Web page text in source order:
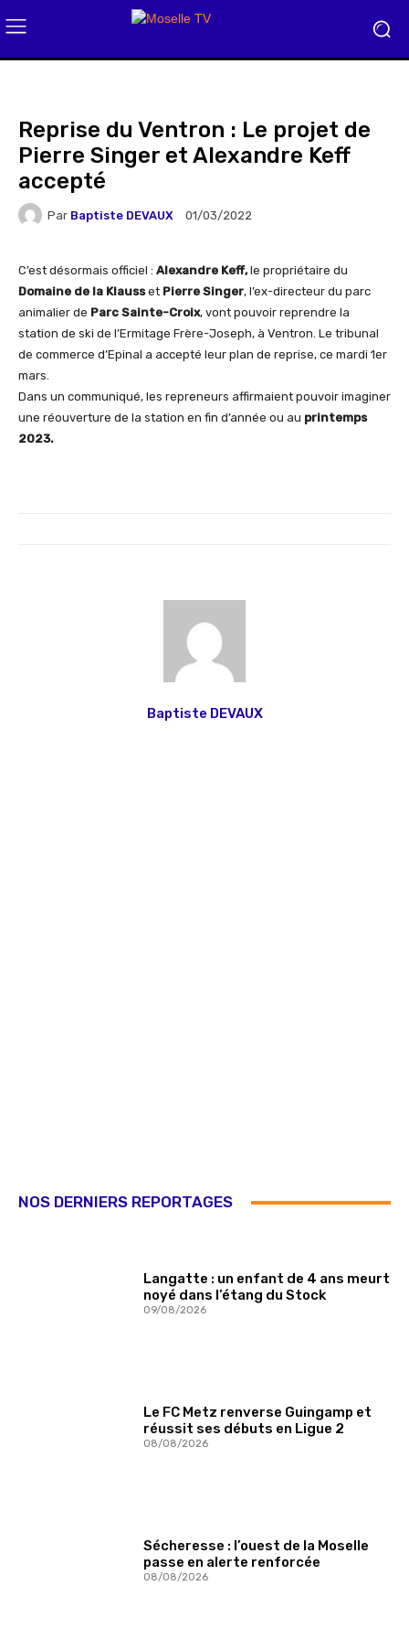
Reprise du Ventron : Le projet de
Pierre Singer et Alexandre Keff
accepté
Par Baptiste DEVAUX 01/03/2022
C’est désormais officiel : Alexandre Keff,le propriétaire du
Domaine de la Klausset Pierre Singer, l’ex-directeur du parc
animalier de Parc Sainte-Croix, vont pouvoir reprendre la
station de ski de l’Ermitage Frère-Joseph, à Ventron. Le tribunal
de commerce d’Epinal a accepté leur plan de reprise, ce mardi 1er
mars.
Dans un communiqué, les repreneurs affirmaient pouvoir imaginer
une réouverture de la station en fin d’année ou au printemps
2023.
Baptiste DEVAUX
NOS DERNIERS REPORTAGES
Langatte : un enfant de 4 ans meurt
noyé dans l’étang du Stock
09/08/2026
Le FC Metz renverse Guingamp et
réussit ses débuts en Ligue 2
08/08/2026
Sécheresse : l’ouest de la Moselle
passe en alerte renforcée
08/08/2026